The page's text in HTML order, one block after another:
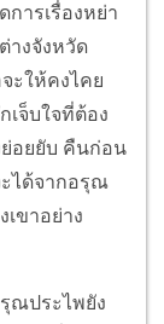
รเรื่องหย่า
างจังหวัด
ะให้คงไคย
เจ็บใจที่ต้อง
อยยับ คืนก่อน
ะได้จากอรุณ
ขาอย่าง
ประไพยัง